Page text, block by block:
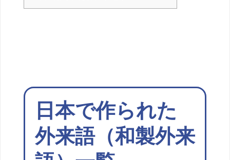
日本で作られた
外来語（和製外来